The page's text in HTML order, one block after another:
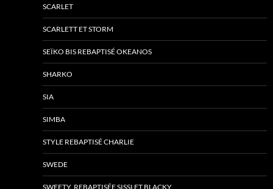
SCARLET
SCARLETT ET STORM
SEÏKO BIS REBAPTISÉ OKEANOS
SHARKO
SIA
SIMBA
STYLE REBAPTISÉ CHARLIE
SWEDE
SWEETY, REBAPTISÉE SISSI ET BLACKY